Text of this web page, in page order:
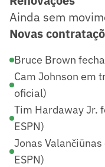
Ainda sem
Novas
Bruce Brown
Cam Johnson em
oficial)
Tim Hardaway Jr.
ESPN)
Jonas
ESPN)